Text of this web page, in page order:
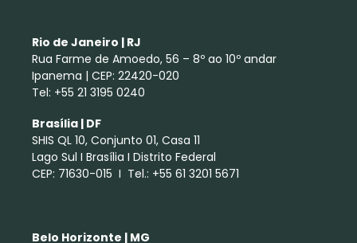
Rio de Janeiro | RJ
Rua Farme de Amoedo, 56 – 8º ao 10º andar
Ipanema | CEP: 22420-020
Tel: +55 21 3195 0240
Brasília | DF
SHIS QL 10, Conjunto 01, Casa 11
Lago Sul I Brasília I Distrito Federal
CEP: 71630-015 I Tel.: +55 61 3201 5671
Belo Horizonte | MG